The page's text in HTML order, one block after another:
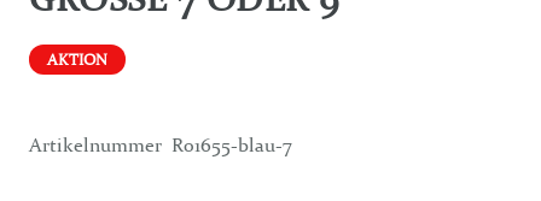
AKTION
Artikelnummer R01655-blau-7